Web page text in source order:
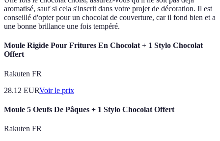
aromatisé, sauf si cela s'inscrit dans votre projet de décoration. Il est
conseillé d'opter pour un chocolat de couverture, car il fond bien et a
une bonne brillance une fois tempéré.
Moule Rigide Pour Fritures En Chocolat + 1 Stylo Chocolat
Offert
Rakuten FR
28.12 EURVoir le prix
Moule 5 Oeufs De Pâques + 1 Stylo Chocolat Offert
Rakuten FR